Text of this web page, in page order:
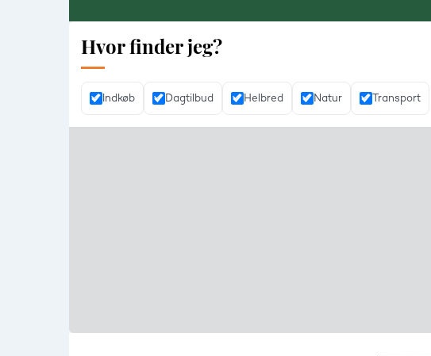
Hvor finder jeg?
Indkøb Dagtilbud Helbred Natur Transport